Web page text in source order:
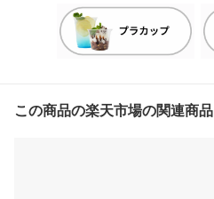
この商品の楽天市場の関連商品